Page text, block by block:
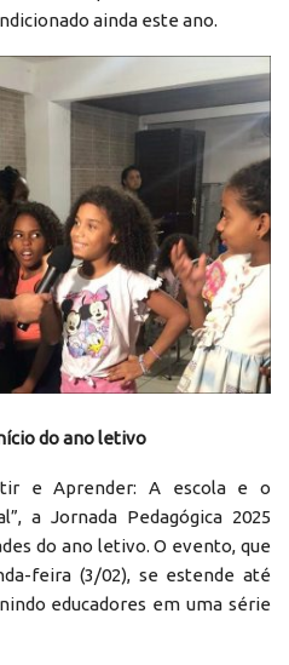
ainda este ano.
do ano letivo
e Aprender: A escola e o
a Jornada Pedagógica 2025
do ano letivo. O evento, que
feira (3/02), se estende até
educadores em uma série